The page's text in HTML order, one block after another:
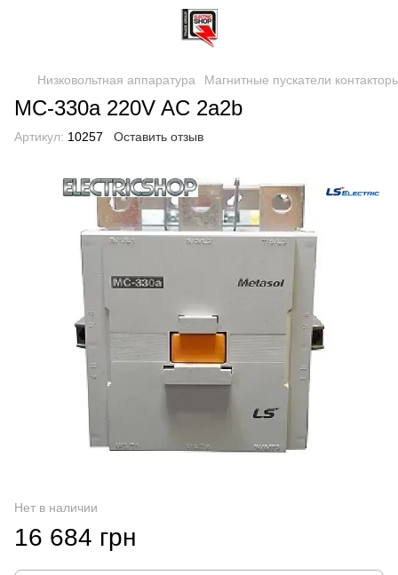
Низковольтная аппаратура Магнитные пускатели
MC-330a 220V AC 2a2b
Артикул: 10257 Оставить отзыв
Нет в наличии
16 684 грн